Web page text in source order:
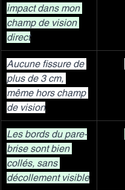
impact dans mon
champ de vision
direct
Aucune fissure de
plus de 3 cm,
même hors champ
de vision
Les bords du pare-
brise sont bien
collés, sans
décollement visible